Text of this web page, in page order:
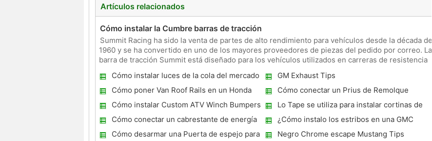
Artículos relacionados
Cómo instalar la Cumbre barras de tracción
Summit Racing ha sido la venta de partes de alto rendimiento para vehículos desde la década de
1960 y se ha convertido en uno de los mayores proveedores de piezas del pedido por correo. La
barra de tracción Summit está diseñado para los vehículos utilizados en carreras de resistencia
Cómo instalar luces de la cola del mercado
de accesorios
GM Exhaust Tips
Cómo poner Van Roof Rails en un Honda
Odyssey
Cómo conectar un Prius de Remolque
Cómo instalar Custom ATV Winch Bumpers
Lo Tape se utiliza para instalar cortinas de
ventilación ?
Cómo conectar un cabrestante de energía
¿Cómo instalo los estribos en una GMC
Sierra 2008?
Cómo desarmar una Puerta de espejo para
Negro Chrome escape Mustang Tips